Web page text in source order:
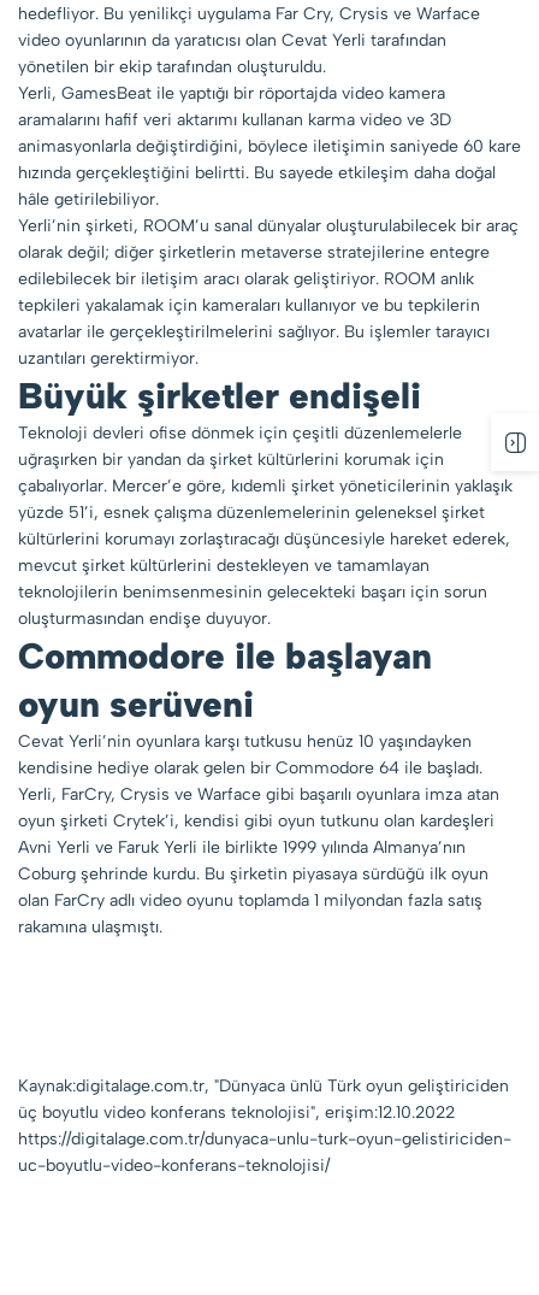
hedefliyor. Bu yenilikçi uygulama Far Cry, Crysis ve Warface
video oyunlarının da yaratıcısı olan Cevat Yerli tarafından
yönetilen bir ekip tarafından oluşturuldu.
Yerli, GamesBeat ile yaptığı bir röportajda video kamera
aramalarını hafif veri aktarımı kullanan karma video ve 3D
animasyonlarla değiştirdiğini, böylece iletişimin saniyede 60 kare
hızında gerçekleştiğini belirtti. Bu sayede etkileşim daha doğal
hâle getirilebiliyor.
Yerli’nin şirketi, ROOM’u sanal dünyalar oluşturulabilecek bir araç
olarak değil; diğer şirketlerin metaverse stratejilerine entegre
edilebilecek bir iletişim aracı olarak geliştiriyor. ROOM anlık
tepkileri yakalamak için kameraları kullanıyor ve bu tepkilerin
avatarlar ile gerçekleştirilmelerini sağlıyor. Bu işlemler tarayıcı
uzantıları gerektirmiyor.
Büyük şirketler endişeli
Teknoloji devleri ofise dönmek için çeşitli düzenlemelerle
uğraşırken bir yandan da şirket kültürlerini korumak için
çabalıyorlar. Mercer’e göre, kıdemli şirket yöneticilerinin yaklaşık
yüzde 51’i, esnek çalışma düzenlemelerinin geleneksel şirket
kültürlerini korumayı zorlaştıracağı düşüncesiyle hareket ederek,
mevcut şirket kültürlerini destekleyen ve tamamlayan
teknolojilerin benimsenmesinin gelecekteki başarı için sorun
oluşturmasından endişe duyuyor.
Commodore ile başlayan
oyun serüveni
Cevat Yerli’nin oyunlara karşı tutkusu henüz 10 yaşındayken
kendisine hediye olarak gelen bir Commodore 64 ile başladı.
Yerli, FarCry, Crysis ve Warface gibi başarılı oyunlara imza atan
oyun şirketi Crytek’i, kendisi gibi oyun tutkunu olan kardeşleri
Avni Yerli ve Faruk Yerli ile birlikte 1999 yılında Almanya’nın
Coburg şehrinde kurdu. Bu şirketin piyasaya sürdüğü ilk oyun
olan FarCry adlı video oyunu toplamda 1 milyondan fazla satış
rakamına ulaşmıştı.
Kaynak:digitalage.com.tr, "Dünyaca ünlü Türk oyun geliştiriciden
üç boyutlu video konferans teknolojisi", erişim:12.10.2022
https://digitalage.com.tr/dunyaca-unlu-turk-oyun-gelistiriciden-
uc-boyutlu-video-konferans-teknolojisi/